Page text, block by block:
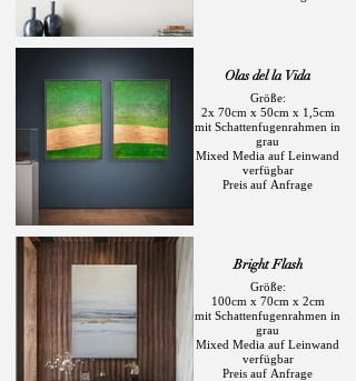
Olas del la Vida
Größe:
2x 70cm x 50cm x 1,5cm
mit Schattenfugenrahmen in
grau
Mixed Media auf Leinwand
verfügbar
Preis auf Anfrage
Bright Flash
Größe:
100cm x 70cm x 2cm
mit Schattenfugenrahmen in
grau
Mixed Media auf Leinwand
verfügbar
Preis auf Anfrage